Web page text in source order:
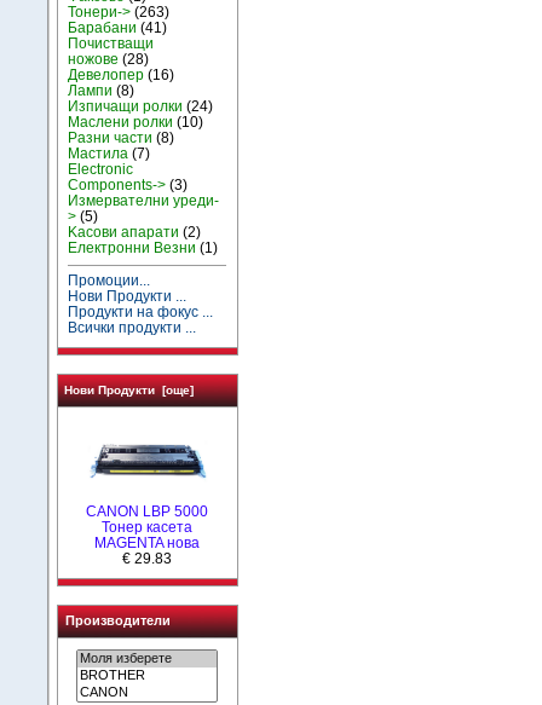
Тонери-> (263)
Барабани (41)
Почистващи
ножове (28)
Девелопер (16)
Лампи (8)
Изпичащи ролки (24)
Маслени ролки (10)
Разни части (8)
Мастила (7)
Electronic
Components-> (3)
Измервателни уреди-
> (5)
Kасови апарати (2)
Електронни Везни (1)
Промоции...
Нови Продукти ...
Продукти на фокус ...
Всички продукти ...
Нови Продукти [още]
CANON LBP 5000
Тонер касета
MAGENTA нова
€ 29.83
Производители